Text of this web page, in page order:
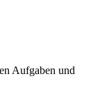
Aufgaben und